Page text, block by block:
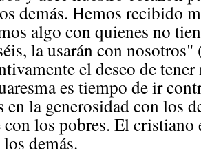
demás. Hemos recibido
algo con quienes no
la usarán con
el deseo de tener
es tiempo de ir
en la generosidad con los
los pobres. El cristiano
demás.